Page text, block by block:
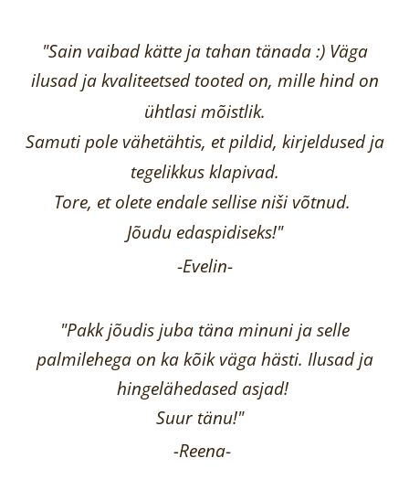
"Sain vaibad kätte ja tahan tänada :) Väga
ilusad ja kvaliteetsed tooted on, mille hind on
ühtlasi mõistlik.
Samuti pole vähetähtis, et pildid, kirjeldused ja
tegelikkus klapivad.
Tore, et olete endale sellise niši võtnud.
Jõudu edaspidiseks!"
-Evelin-
"Pakk jõudis juba täna minuni ja selle
palmilehega on ka kõik väga hästi. Ilusad ja
hingelähedased asjad!
Suur tänu!"
-Reena-